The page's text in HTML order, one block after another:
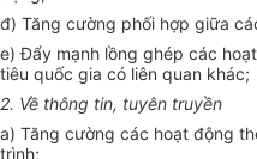
đ) Tăng cường phối hợp giữa
e) Đẩy mạnh lồng ghép các
tiêu quốc gia có liên quan khác;
2. Về thông tin, tuyên truyền
a) Tăng cường các hoạt động
trình;